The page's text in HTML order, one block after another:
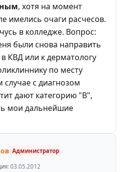
, хотя на момент
имелись очаги расчесов.
в колледже. Вопрос:
были снова направить
КВД или к дерматологу
по месту
случае с диагнозом
дают категорию "В",
мои дальнейшие
Администратор
03.05.2012